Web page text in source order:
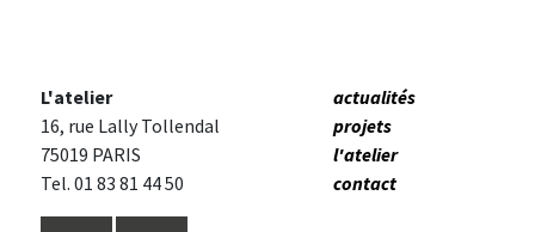
L'atelier
16, rue Lally Tollendal
75019 PARIS
Tel. 01 83 81 44 50
actualités
projets
l'atelier
contact